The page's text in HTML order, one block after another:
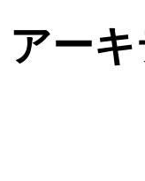
ー